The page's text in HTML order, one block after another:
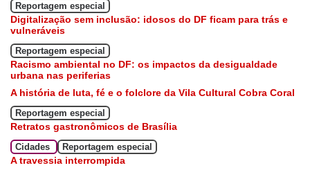
Reportagem especial
Digitalização sem inclusão: idosos do DF ficam para trás e
vulneráveis
Reportagem especial
Racismo ambiental no DF: os impactos da desigualdade
urbana nas periferias
A história de luta, fé e o folclore da Vila Cultural Cobra Coral
Reportagem especial
Retratos gastronômicos de Brasília
Cidades Reportagem especial
A travessia interrompida